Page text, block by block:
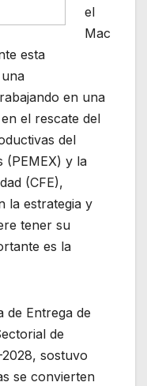
el
Mac
esta
en una
el rescate del
del
(PEMEX) y la
(CFE),
la estrategia y
tener su
es la
de Entrega de
de
sostuvo
se convierten